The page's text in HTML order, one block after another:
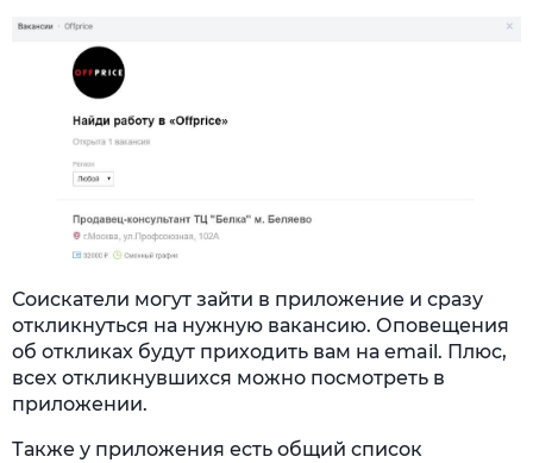
Соискатели могут зайти в приложение и сразу
откликнуться на нужную вакансию. Оповещения
об откликах будут приходить вам на email. Плюс,
всех откликнувшихся можно посмотреть в
приложении.
Также у приложения есть общий список